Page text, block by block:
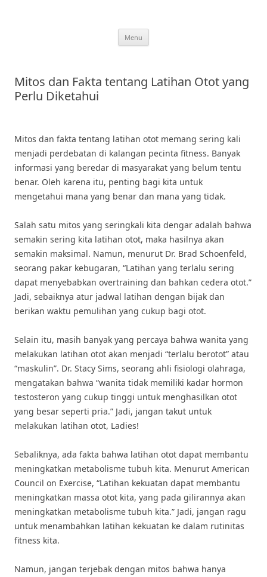
Menu
Mitos dan Fakta tentang Latihan Otot yang
Perlu Diketahui
Mitos dan fakta tentang latihan otot memang sering kali
menjadi perdebatan di kalangan pecinta fitness. Banyak
informasi yang beredar di masyarakat yang belum tentu
benar. Oleh karena itu, penting bagi kita untuk
mengetahui mana yang benar dan mana yang tidak.
Salah satu mitos yang seringkali kita dengar adalah bahwa
semakin sering kita latihan otot, maka hasilnya akan
semakin maksimal. Namun, menurut Dr. Brad Schoenfeld,
seorang pakar kebugaran, “Latihan yang terlalu sering
dapat menyebabkan overtraining dan bahkan cedera otot.”
Jadi, sebaiknya atur jadwal latihan dengan bijak dan
berikan waktu pemulihan yang cukup bagi otot.
Selain itu, masih banyak yang percaya bahwa wanita yang
melakukan latihan otot akan menjadi “terlalu berotot” atau
“maskulin”. Dr. Stacy Sims, seorang ahli fisiologi olahraga,
mengatakan bahwa “wanita tidak memiliki kadar hormon
testosteron yang cukup tinggi untuk menghasilkan otot
yang besar seperti pria.” Jadi, jangan takut untuk
melakukan latihan otot, Ladies!
Sebaliknya, ada fakta bahwa latihan otot dapat membantu
meningkatkan metabolisme tubuh kita. Menurut American
Council on Exercise, “Latihan kekuatan dapat membantu
meningkatkan massa otot kita, yang pada gilirannya akan
meningkatkan metabolisme tubuh kita.” Jadi, jangan ragu
untuk menambahkan latihan kekuatan ke dalam rutinitas
fitness kita.
Namun, jangan terjebak dengan mitos bahwa hanya